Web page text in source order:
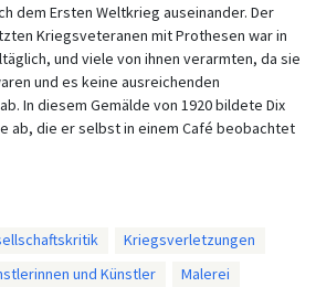
dem Ersten Weltkrieg auseinander. Der
Kriegsveteranen mit Prothesen war in
und viele von ihnen verarmten, da sie
und es keine ausreichenden
In diesem Gemälde von 1920 bildete Dix
ab, die er selbst in einem Café beobachtet
Kriegsverletzungen
und Künstler Malerei